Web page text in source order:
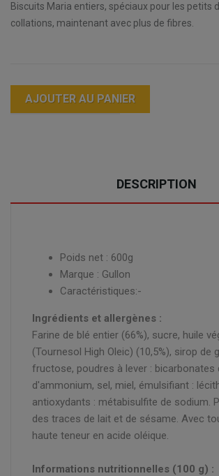
Biscuits Maria entiers, spéciaux pour les petits
collations, maintenant avec plus de fibres.
AJOUTER AU PANIER
DESCRIPTION
Poids net : 600g
Marque : Gullon
Caractéristiques:-
Ingrédients et allergènes :
Farine de blé entier (66%), sucre, huile
(Tournesol High Oleic) (10,5%), sirop de
fructose, poudres à lever : bicarbonates
d'ammonium, sel, miel, émulsifiant :
antioxydants : métabisulfite de sodium.
des traces de lait et de sésame. Avec
haute teneur en acide oléique.
Informations nutritionnelles (100 g) :